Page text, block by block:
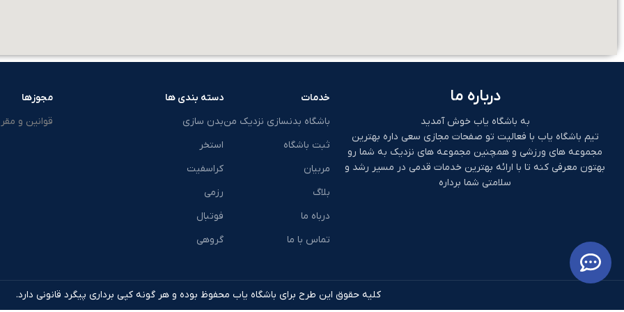
درباره ما
به باشگاه یاب خوش آمدید
تیم باشگاه یاب با فعالیت تو صفحات مجازی سعی داره بهترین
مجموعه های ورزشی و همچنین مجموعه های نزدیک به شما رو
بهتون معرفی کنه تا با ارائه بهترین خدمات قدمی در مسیر رشد و
سلامتی شما برداره
خدمات
باشگاه بدنسازی نزدیک من
ثبت باشگاه
مربیان
بلاگ
درباه ما
تماس با ما
دسته بندی ها
بدن سازی
استخر
کراسفیت
رزمی
فوتبال
گروهی
مجوزها
قوانین و
کلیه حقوق این طرح برای باشگاه یاب محفوظ بوده و هر گونه کپی برداری پیگرد قانونی دارد.